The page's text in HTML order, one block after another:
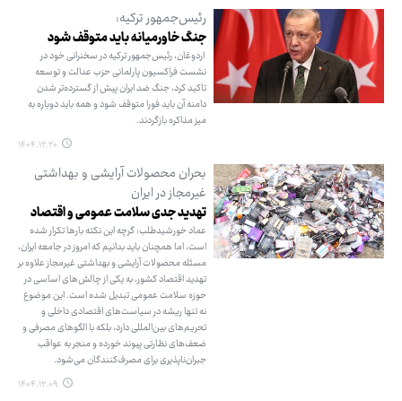
رئیس‌جمهور ترکیه:
جنگ خاورمیانه باید متوقف شود
اردوغان، رئیس‌جمهور ترکیه در سخنرانی خود در
نشست فراکسیون پارلمانی حزب عدالت و توسعه
تاکید کرد، جنگ ضد ایران پیش از گسترده‌تر شدن
دامنه آن باید فورا متوقف شود و همه باید دوباره به
میز مذاکره بازگردند.
۱۴۰۴.۱۲.۲۰
بحران محصولات آرایشی و بهداشتی
غیرمجاز در ایران
تهدید جدی سلامت عمومی و اقتصاد
عماد خورشیدطلب: گرچه این نکته بارها تکرار شده
است، اما همچنان باید بدانیم که امروز در جامعه ایران،
مسئله محصولات آرایشی و بهداشتی غیرمجاز علاوه بر
تهدید اقتصاد کشور، به یکی از چالش‌های اساسی در
حوزه سلامت عمومی تبدیل شده است. این موضوع
نه تنها ریشه در سیاست‌های اقتصادی داخلی و
تحریم‌های بین‌المللی دارد، بلکه با الگوهای مصرفی و
ضعف‌های نظارتی پیوند خورده و منجر به عواقب
جبران‌ناپذیری برای مصرف‌کنندگان می‌شود.
۱۴۰۴.۱۲.۰۹